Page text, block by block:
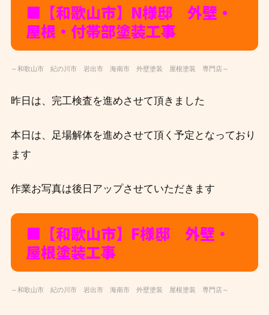
■【和歌山市】N様邸 外壁・
屋根・付帯部塗装工事
～和歌山市 紀の川市 岩出市 海南市 外壁塗装 屋根塗装 専門店～
昨日は、完工検査を進めさせて頂きました
本日は、足場解体を進めさせて頂く予定となっており
ます
作業お写真は後日アップさせていただきます
■【和歌山市】F様邸 外壁・
屋根塗装工事
～和歌山市 紀の川市 岩出市 海南市 外壁塗装 屋根塗装 専門店～